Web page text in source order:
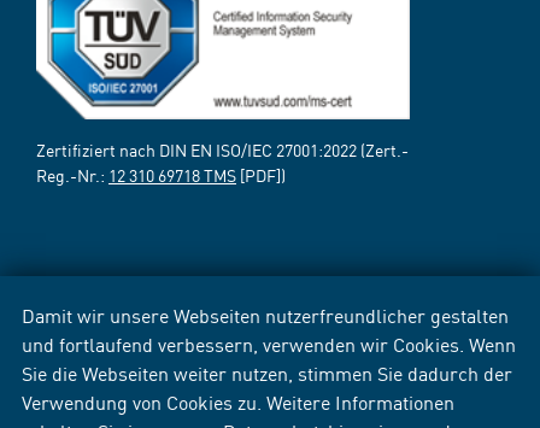
Damit wir unsere Webseiten nutzerfreundlicher gestalten
und fortlaufend verbessern, verwenden wir Cookies. Wenn
Sie die Webseiten weiter nutzen, stimmen Sie dadurch der
Verwendung von Cookies zu. Weitere Informationen
Zertifiziert nach DIN EN ISO/IEC 27001:2022 (Zert.-
Reg.-Nr.: 12 310 69718 TMS [PDF])